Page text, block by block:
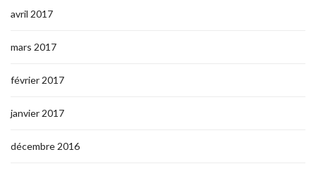
avril 2017
mars 2017
février 2017
janvier 2017
décembre 2016